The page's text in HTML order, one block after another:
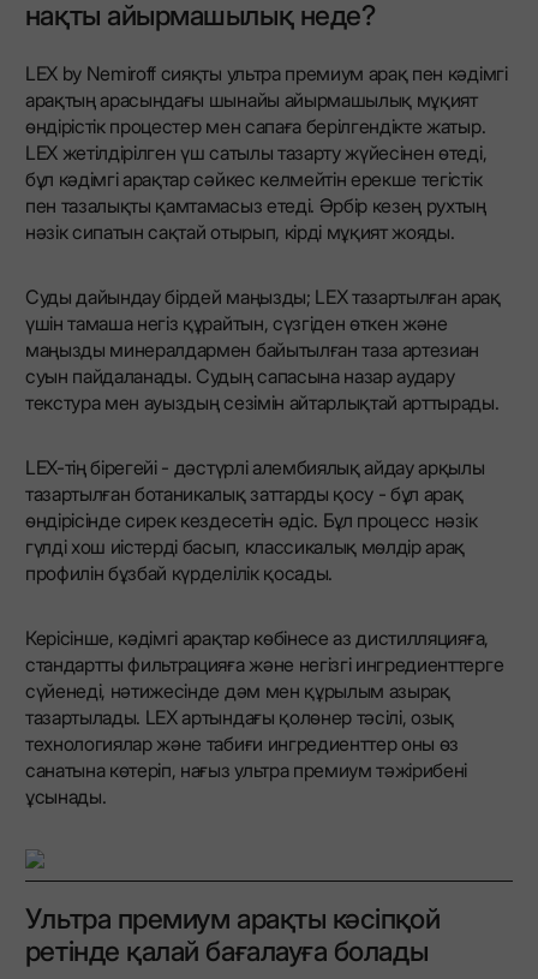
нақты айырмашылық неде?
LEX by Nemiroff сияқты ультра премиум арақ пен кәдімгі
арақтың арасындағы шынайы айырмашылық мұқият
өндірістік процестер мен сапаға берілгендікте жатыр.
LEX жетілдірілген үш сатылы тазарту жүйесінен өтеді,
бұл кәдімгі арақтар сәйкес келмейтін ерекше тегістік
пен тазалықты қамтамасыз етеді. Әрбір кезең рухтың
нәзік сипатын сақтай отырып, кірді мұқият жояды.
Суды дайындау бірдей маңызды; LEX тазартылған арақ
үшін тамаша негіз құрайтын, сүзгіден өткен және
маңызды минералдармен байытылған таза артезиан
суын пайдаланады. Судың сапасына назар аудару
текстура мен ауыздың сезімін айтарлықтай арттырады.
LEX-тің бірегейі - дәстүрлі алембиялық айдау арқылы
тазартылған ботаникалық заттарды қосу - бұл арақ
өндірісінде сирек кездесетін әдіс. Бұл процесс нәзік
гүлді хош иістерді басып, классикалық мөлдір арақ
профилін бұзбай күрделілік қосады.
Керісінше, кәдімгі арақтар көбінесе аз дистилляцияға,
стандартты фильтрацияға және негізгі ингредиенттерге
сүйенеді, нәтижесінде дәм мен құрылым азырақ
тазартылады. LEX артындағы қолөнер тәсілі, озық
технологиялар және табиғи ингредиенттер оны өз
санатына көтеріп, нағыз ультра премиум тәжірибені
ұсынады.
Ультра премиум арақты кәсіпқой
ретінде қалай бағалауға болады